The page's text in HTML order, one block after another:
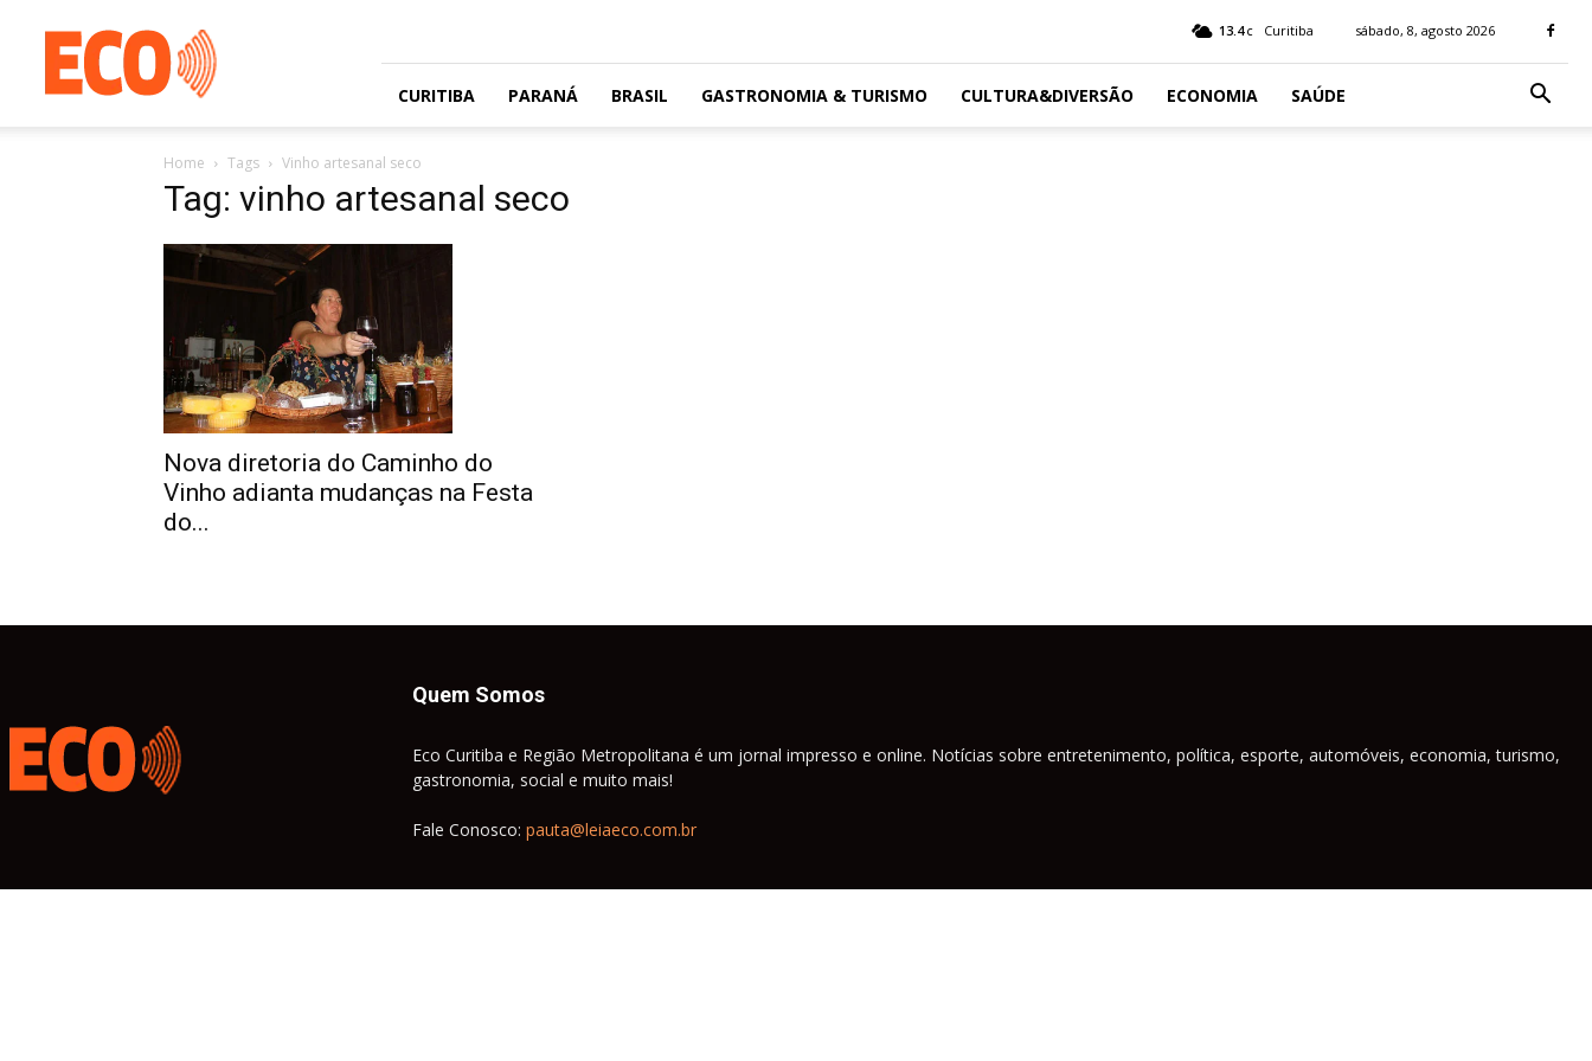
gratuito
com
circulação
13.4 C Curitiba sábado, 8, agosto 2026
CURITIBA PARANÁ BRASIL GASTRONOMIA & TURISMO CULTURA&DIVERSÃO ECONOMIA SAÚDE
Home Tags Vinho artesanal seco
Tag: vinho artesanal seco
Nova diretoria do Caminho do
Vinho adianta mudanças na Festa
do...
Quem Somos
Eco Curitiba e Região Metropolitana é um jornal impresso e online. Notícias sobre entretenimento, política, esporte, automóveis, economia, turismo,
gastronomia, social e muito mais!
Fale Conosco: pauta@leiaeco.com.br